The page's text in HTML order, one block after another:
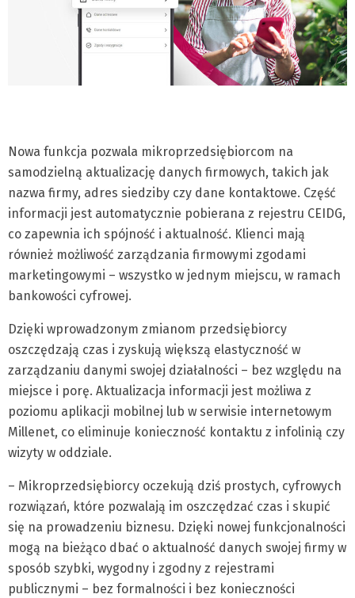
Nowa funkcja pozwala mikroprzedsiębiorcom na
samodzielną aktualizację danych firmowych, takich jak
nazwa firmy, adres siedziby czy dane kontaktowe. Część
informacji jest automatycznie pobierana z rejestru CEIDG,
co zapewnia ich spójność i aktualność. Klienci mają
również możliwość zarządzania firmowymi zgodami
marketingowymi – wszystko w jednym miejscu, w ramach
bankowości cyfrowej.
Dzięki wprowadzonym zmianom przedsiębiorcy
oszczędzają czas i zyskują większą elastyczność w
zarządzaniu danymi swojej działalności – bez względu na
miejsce i porę. Aktualizacja informacji jest możliwa z
poziomu aplikacji mobilnej lub w serwisie internetowym
Millenet, co eliminuje konieczność kontaktu z infolinią czy
wizyty w oddziale.
– Mikroprzedsiębiorcy oczekują dziś prostych, cyfrowych
rozwiązań, które pozwalają im oszczędzać czas i skupić
się na prowadzeniu biznesu. Dzięki nowej funkcjonalności
mogą na bieżąco dbać o aktualność danych swojej firmy w
sposób szybki, wygodny i zgodny z rejestrami
publicznymi – bez formalności i bez konieczności